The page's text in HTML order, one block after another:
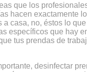
que los
hacen exactamente
a casa, no, éstos lo
específicos que hay
tus prendas de
desinfectar